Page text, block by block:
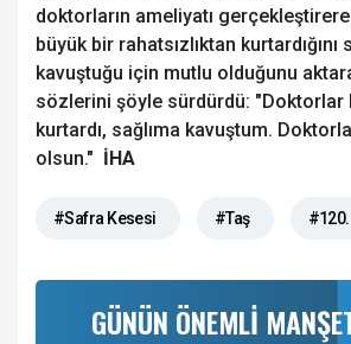
doktorların ameliyatı
büyük bir rahatsızlıktan kurtardığını
kavuştuğu için mutlu olduğunu
sözlerini şöyle sürdürdü: "Doktorlar
kurtardı, sağlıma kavuştum.
olsun." İHA
#Safra Kesesi #Taş
GÜNÜN ÖNEMLİ